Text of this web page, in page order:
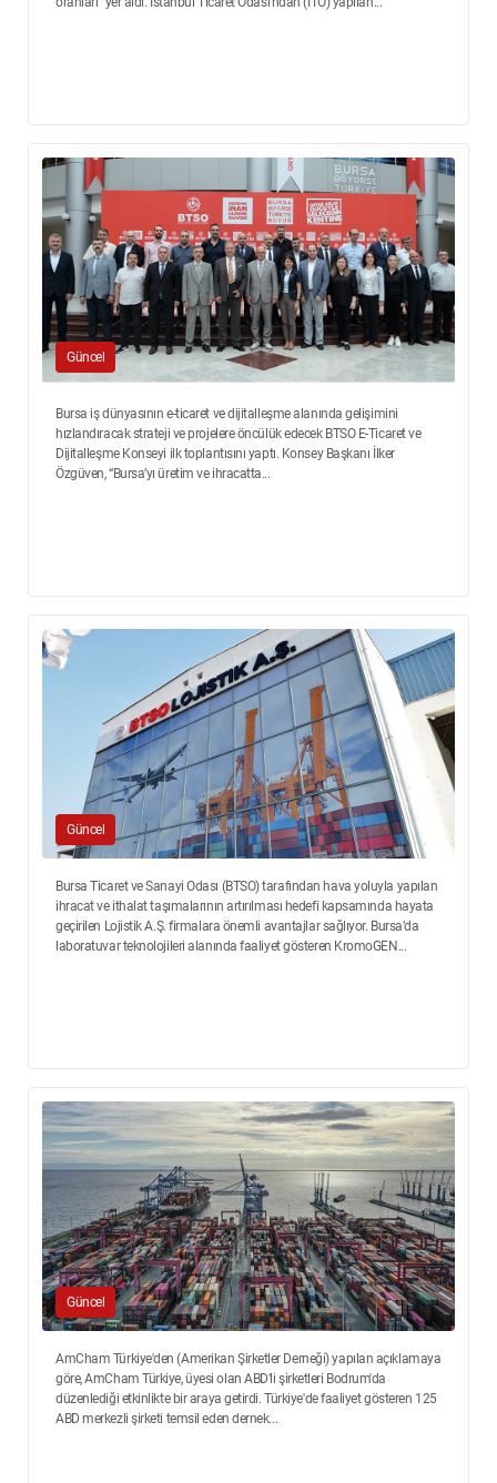
Güncel
Bursa iş dünyasının e-ticaret ve dijitalleşme alanında gelişimini
hızlandıracak strateji ve projelere öncülük edecek BTSO E-Ticaret ve
Dijitalleşme Konseyi ilk toplantısını yaptı. Konsey Başkanı İlker
Özgüven, “Bursa’yı üretim ve ihracatta...
Güncel
Bursa Ticaret ve Sanayi Odası (BTSO) tarafından hava yoluyla yapılan
ihracat ve ithalat taşımalarının artırılması hedefi kapsamında hayata
geçirilen Lojistik A.Ş. firmalara önemli avantajlar sağlıyor. Bursa’da
laboratuvar teknolojileri alanında faaliyet gösteren KromoGEN...
Güncel
AmCham Türkiye'den (Amerikan Şirketler Derneği) yapılan açıklamaya
göre, AmCham Türkiye, üyesi olan ABD'li şirketleri Bodrum'da
düzenlediği etkinlikte bir araya getirdi. Türkiye'de faaliyet gösteren 125
ABD merkezli şirketi temsil eden dernek...